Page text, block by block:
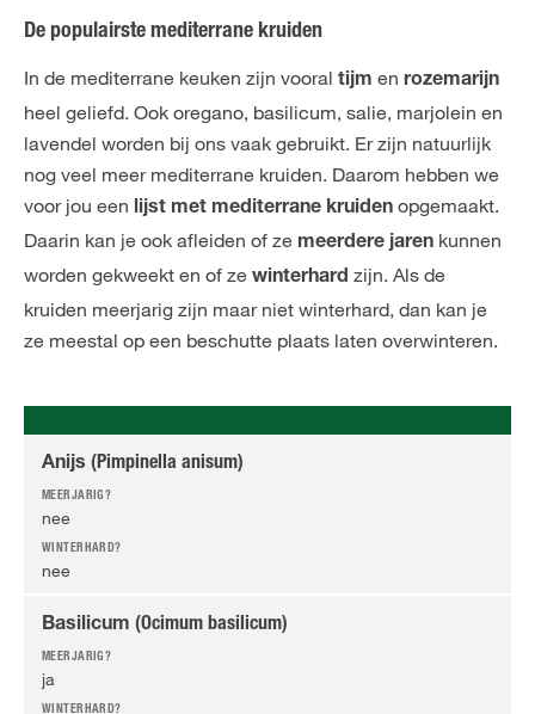
De populairste mediterrane kruiden
In de mediterrane keuken zijn vooral tijm en rozemarijn
heel geliefd. Ook oregano, basilicum, salie, marjolein en
lavendel worden bij ons vaak gebruikt. Er zijn natuurlijk
nog veel meer mediterrane kruiden. Daarom hebben we
voor jou een lijst met mediterrane kruiden opgemaakt.
Daarin kan je ook afleiden of ze meerdere jaren kunnen
worden gekweekt en of ze winterhard zijn. Als de
kruiden meerjarig zijn maar niet winterhard, dan kan je
ze meestal op een beschutte plaats laten overwinteren.
Anijs (Pimpinella anisum)
nee
nee
Basilicum (Ocimum basilicum)
ja